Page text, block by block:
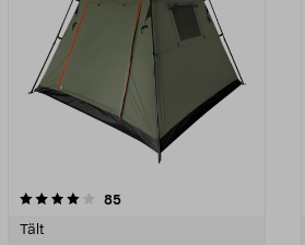
85recensioner
Tält
4.0 av 5 stjärnor